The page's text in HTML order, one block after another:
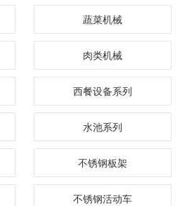
蔬菜机械
肉类机械
西餐设备系列
水池系列
不锈钢板架
不锈钢活动车